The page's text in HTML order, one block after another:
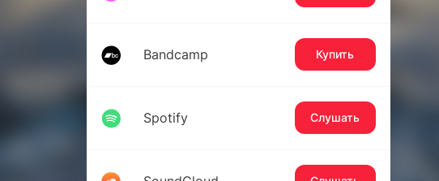
Bandcamp Купить
Spotify Слушать